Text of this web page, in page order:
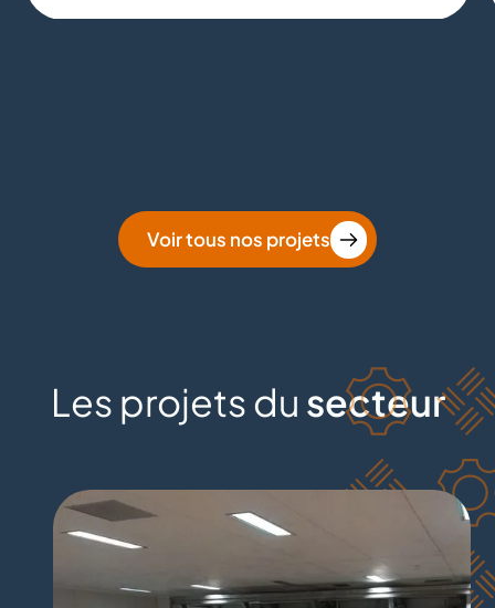
Voir tous nos projets
Les projets du secteur